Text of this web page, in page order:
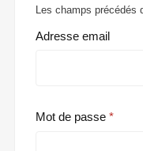
Les champs précédés
Adresse email
Mot de passe